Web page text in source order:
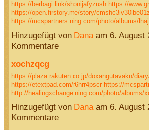
https://berbagi.link/shonijafyzush https://
https://open.firstory.me/story/
https://mcspartners.ning.com/photo/albums/
Hinzugefügt von Danaam 6. August
Kommentare
xochzqcg
https://plaza.rakuten.co.jp/doxangutavakn/
https://etextpad.com/r6hrr4pscr https://
http://healingxchange.ning.com/photo/albums/
Hinzugefügt von Danaam 6. August
Kommentare